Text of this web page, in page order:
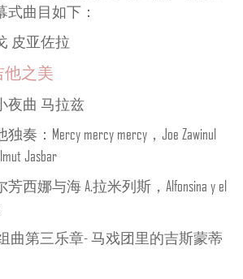
曲目如下：
皮亚佐拉
他之美
夜曲 马拉兹
：Mercy mercy mercy，Joe Zawinul
Jasbar
西娜与海 A.拉米列斯，Alfonsina y el
曲第三乐章- 马戏团里的吉斯蒙蒂